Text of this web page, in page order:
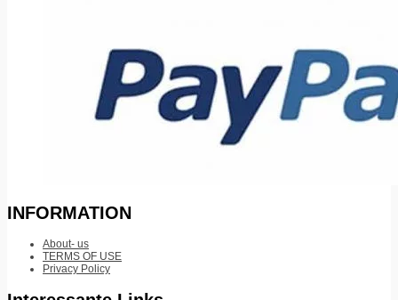
INFORMATION
About- us
TERMS OF USE
Privacy Policy